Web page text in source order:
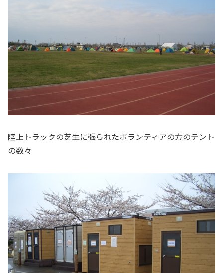
陸上トラックの芝生に張られたボランティアの方のテント
の数々